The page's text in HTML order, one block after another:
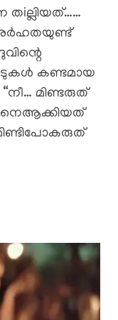
തiല്ലിയത്……
അർഹതയുണ്ട്
കണ്ടമായ
“നീ… മിണ്ടരുത്